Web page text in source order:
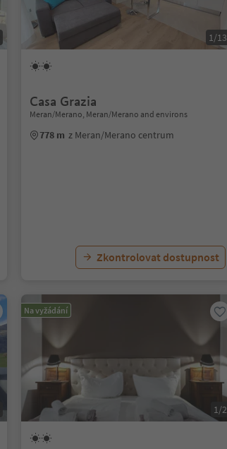
1/13
Casa Grazia
Meran/Merano, Meran/Merano and environs
778 m z Meran/Merano centrum
Zkontrolovat dostupnost
Na vyžádání
1/2